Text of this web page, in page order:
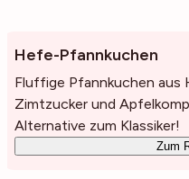
Hefe-Pfannkuchen
Fluffige Pfannkuchen aus
Zimtzucker und
Alternative zum Klassiker!
Zum